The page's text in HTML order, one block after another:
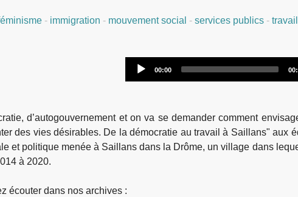
- immigration - mouvement social - services publics- travail
00:00
d’autogouvernement et on va se demander comment
des vies désirables. De la démocratie au travail à Saillans" aux
et politique menée à Saillans dans la Drôme, un village dans
à 2020.
écouter dans nos archives :